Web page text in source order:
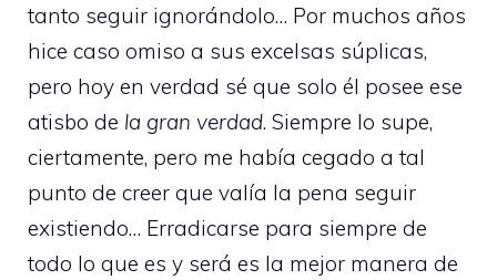
tanto seguir ignorándolo… Por muchos años
hice caso omiso a sus excelsas súplicas,
pero hoy en verdad sé que solo él posee ese
atisbo de la gran verdad. Siempre lo supe,
ciertamente, pero me había cegado a tal
punto de creer que valía la pena seguir
existiendo… Erradicarse para siempre de
todo lo que es y será es la mejor manera de